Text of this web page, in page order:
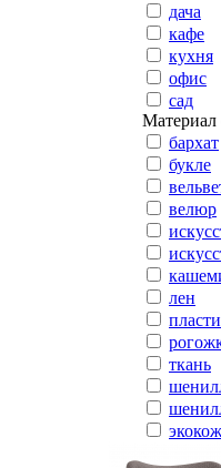
дача
кафе
кухня
офис
сад
Материал
бархат
букле
велюр
лен
ткань